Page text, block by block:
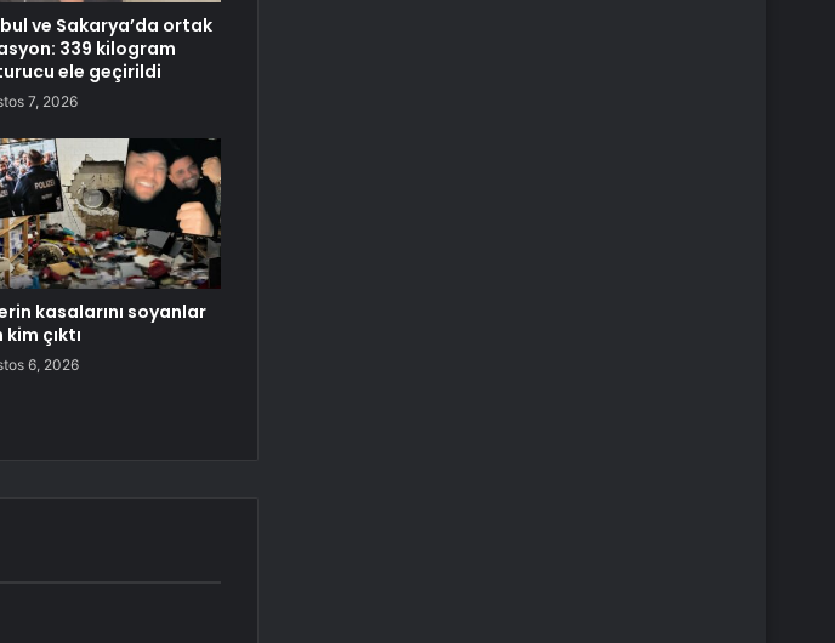
ve Sakarya’da ortak
339 kilogram
ele geçirildi
7, 2026
kasalarını soyanlar
kim çıktı
6, 2026